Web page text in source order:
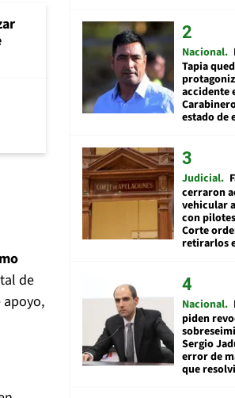
de
apoyo,
Nacional
Tapia
accidente
estado de
Judicial
cerraron
vehicular
con
Corte
retirarlos
Nacional
piden
Sergio
error de
que